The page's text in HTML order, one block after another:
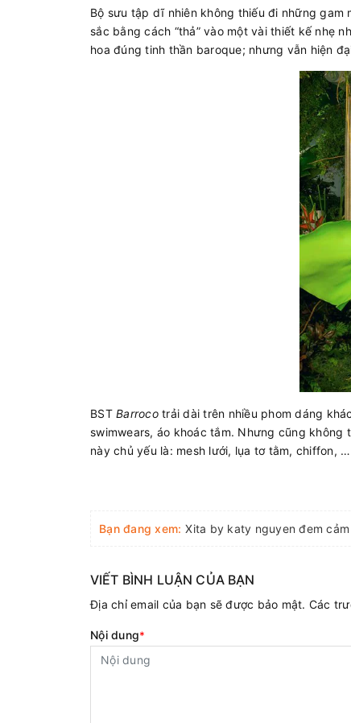
Bộ sưu tập dĩ nhiên không thiếu đi những gam
sắc bằng cách “thả” vào một vài thiết kế nhẹ
hoa đúng tinh thần baroque; nhưng vẫn hiện
BST Barrocotrải dài trên nhiều phom dáng
swimwears, áo khoác tắm. Nhưng cũng
này chủ yếu là: mesh lưới, lụa tơ tằm, chiffon, …
Bạn đang xem:
VIẾT BÌNH LUẬN CỦA BẠN
Địa chỉ email của bạn sẽ được bảo mật. Các
Nội dung*